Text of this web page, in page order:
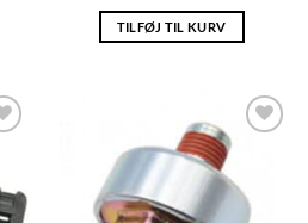
TILFØJ TIL KURV
AJOUTER
À LA
LISTE
D’ENVIES